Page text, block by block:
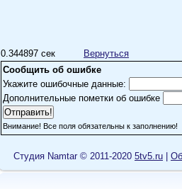
0.344897 сек
Вернуться
Сообщить об ошибке
Укажите ошибочные данные:
Дополнительные пометки об ошибке
Внимание! Все поля обязательны к заполнению!
Cтудия Namtar © 2011-2020 5tv5.ru